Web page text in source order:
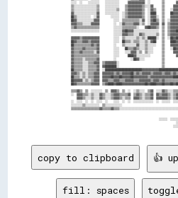
░░░░  ░░    ░░░░░░░░    ░░░░░░░░░░      ▓▓▓▓▓▓▓▓▓▓▓▓  ░░        ▒▒
▒▒░░░░░░░░░░░░░░░░▒▒    ░░░░░░░░░░    ▒▒▓▓▓▓▓▓▓▓▓▓▒▒░░░░▓▓      ▒▒
▒▒░░░░░░░░░░░░░░░░▒▒    ░░░░░░░░▒▒    ▒▒▓▓▓▓▓▓▓▓▓▓▒▒  ░░▓▓▒▒    ▒▒
▓▓░░░░░░░░░░░░░░░░▓▓    ░░░░░░░░░░  ░░▒▒▓▓▓▓▓▓▓▓▓▓▒▒  ░░████    ▒▒
██▒▒░░░░░░░░░░  ░░▓▓        ░░░░░░  ░░▒▒▓▓▓▓▓▓▓▓▓▓▒▒  ░░▓▓▓▓░░  ▒▒
██▓▓░░░░░░░░░░░░▓▓▓▓          ░░░░  ▒▒▒▒▒▒▒▒▒▒▒▒░░▓▓  ░░▓▓██▒▒  ▒▒
▓▓▓▓▒▒▒▒░░░░░░▓▓▓▓▓▓          ░░  ░░▓▓▒▒▒▒▒▒▓▓▓▓░░▒▒  ░░▓▓▓▓▓▓  ▓▓
▒▒▓▓▒▒▒▒▒▒▒▒▒▒▒▒▒▒▒▒          ░░░░░░▒▒▒▒▒▒▒▒▒▒░░    ▓▓██▓▓▓▓▒▒  ▒▒
░░░░░░░░░░░░░░░░░░░░          ░░░░░░▓▓██▓▓▓▓░░░░░░░░░░░░░░░░░░  ▒▒
░░░░░░▓▓▓▓▒▒▒▒░░░░▓▓▒▒░░░░░░░░▒▒  ▒▒
▓▓▓▓▓▓▒▒▓▓▓▓▓▓▓▓▓▓▓▓          ░░░░  ▒▒░░░░░░░░▒▒░░▒▒░░██████░░  ▒▒
██▓▓▒▒▒▒▓▓▓▓▒▒▓▓▓▓▓▓          ░░░░  ██▒▒▒▒░░▒▒▒▒░░░░▒▒░░▓▓██    ▒▒
██▒▒▒▒▒▒▒▒▒▒▒▒▓▓▒▒▓▓          ░░    ▒▒░░░░░░░░▓▓░░░░▒▒░░░░░░    ▒▒
▓▓▒▒▒▒▒▒▓▓▒▒▒▒▒▒▒▒▓▓          ░░░░    ██▒▒▒▒▓▓▒▒░░░░▒▒░░░░      ▒▒
▓▓▒▒▒▒▓▓▒▒▒▒▒▒▒▒░░▓▓          ░░░░    ░░░░▓▓▓▓░░▒▒  ▒▒░░░░      ▒▒
▓▓▒▒▒▒▒▒▒▒▒▒▒▒▒▒▒▒▒▒          ░░░░      ████▓▓░░░░░░░░░░        ▒▒
▓▓▒▒▒▒▒▒░░▒▒▒▒▒▒▒▒▓▓          ░░          ░░██▓▓░░░░            ▒▒
▓▓▒▒▒▒▒▒░░░░▒▒▒▒▓▓▓▓  ▒▒▓▓▓▓▓▓▓▓░░                              ▒▒
▓▓▒▒▒▒▒▒░░░░▒▒▒▒▒▒▓▓  ▓▓████████░░                              ▒▒
██▒▒▒▒▒▒░░░░▒▒▒▒▒▒▓▓
▓▓▓▓▒▒░░▒▒░░▒▒▒▒▓▓▓▓
██▒▒▒▒░░▒▒░░▒▒▒▒▓▓▓▓
██▓▓▓▓▓▓░░▒▒░░▒▒▓▓▓▓
██▓▓▒▒▒▒▒▒▒▒▒▒▓▓▓▓▓▓
▒▒▒▒▓▓▒▒  ▒▒  ░░░░░░░░  ▒▒  ▓▓▓▓▒▒  ▒▒  ░░  ░░▒▒░░░░  ▒▒▓▓
░░  ▓▓▓▓▒▒▒▒░░▒▒░░░░▓▓▒▒░░░░▒▒▓▓▓▓▒▒▒▒▒▒▓▓  ▒▒▓▓▒▒░░▒▒▒▒▓▓
▓▓▓▓▒▒░░░░▒▒░░░░▓▓▒▒░░░░▒▒▓▓▓▓▒▒░░▒▒▒▒  ▓▓▓▓▒▒░░▒▒▒▒▓▓
░░░░░░░░▒▒░░░░░░░░░░
░░░░░░
copy to clipboard 👍
fill: spaces